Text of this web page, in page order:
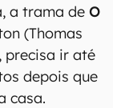
a trama de O
(Thomas
precisa ir até
depois que
casa.